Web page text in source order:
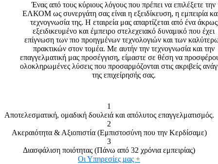
Ένας από τους κύριους λόγους που πρέπει να επιλέξετε την
ΕΛΚΟΜ ως συνεργάτη σας είναι η εξειδίκευση, η εμπειρία
τεχνογνωσία της. Η εταιρεία μας απαρτίζεται από ένα άκρως
εξειδικευμένο και έμπειρο στελεχειακό δυναμικό που έχει
επίγνωση των πιο προηγμένων τεχνολογιών και των
πρακτικών στον τομέα. Με αυτήν την τεχνογνωσία και την
επαγγελματική μας προσέγγιση, είμαστε σε θέση να
ολοκληρωμένες λύσεις που προσαρμόζονται στις ακριβείς
της επιχείρησής σας.
1
Αποτελεσματική, ομαδική δουλειά και απόλυτος επαγγελματισμός.
2
Ακεραιότητα & Αξιοπιστία (Εμπιστοσύνη που την Κερδίσαμε)
3
Διασφάλιση ποιότητας (Πάνω από 32 χρόνια εμπειρίας)
Οι Υπηρεσίες μας +